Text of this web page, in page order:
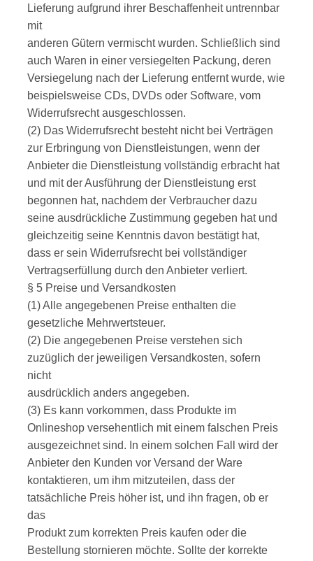
Lieferung aufgrund ihrer Beschaffenheit untrennbar
mit
anderen Gütern vermischt wurden. Schließlich sind
auch Waren in einer versiegelten Packung, deren
Versiegelung nach der Lieferung entfernt wurde, wie
beispielsweise CDs, DVDs oder Software, vom
Widerrufsrecht ausgeschlossen.
(2) Das Widerrufsrecht besteht nicht bei Verträgen
zur Erbringung von Dienstleistungen, wenn der
Anbieter die Dienstleistung vollständig erbracht hat
und mit der Ausführung der Dienstleistung erst
begonnen hat, nachdem der Verbraucher dazu
seine ausdrückliche Zustimmung gegeben hat und
gleichzeitig seine Kenntnis davon bestätigt hat,
dass er sein Widerrufsrecht bei vollständiger
Vertragserfüllung durch den Anbieter verliert.
§ 5 Preise und Versandkosten
(1) Alle angegebenen Preise enthalten die
gesetzliche Mehrwertsteuer.
(2) Die angegebenen Preise verstehen sich
zuzüglich der jeweiligen Versandkosten, sofern
nicht
ausdrücklich anders angegeben.
(3) Es kann vorkommen, dass Produkte im
Onlineshop versehentlich mit einem falschen Preis
ausgezeichnet sind. In einem solchen Fall wird der
Anbieter den Kunden vor Versand der Ware
kontaktieren, um ihm mitzuteilen, dass der
tatsächliche Preis höher ist, und ihn fragen, ob er
das
Produkt zum korrekten Preis kaufen oder die
Bestellung stornieren möchte. Sollte der korrekte